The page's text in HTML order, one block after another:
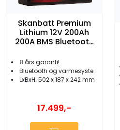
Skanbatt Premium
Lithium 12V 200Ah
200A BMS Bluetooth
8 års garanti!
Bluetooth og varmesystem
LxBxH: 502 x 187 x 242 mm
17.499,-